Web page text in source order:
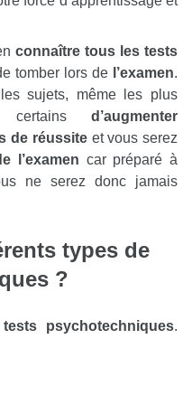
connaître tous les tests
tomber lors de l’examen.
sujets, même les plus
certains d’augmenter
de réussiteet vous serez
l’examen car préparé à
ne serez donc jamais
types de
?
tests psychotechniques.